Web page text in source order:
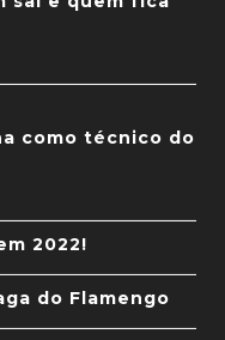
como técnico do
2022!
do Flamengo